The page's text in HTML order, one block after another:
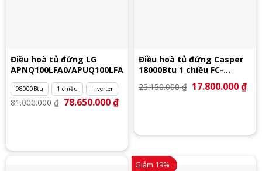
Điều hoà tủ đứng LG
APNQ100LFA0/APUQ100LFA0
98000Btu 1 chiều Inverter
81.000.000₫ Giá
gốc
78.650.000₫Giá
78.650.000 ₫.
Điều hoà tủ đứng Casper
18000Btu 1 chiều FC-
25.150.000₫ Giá
gốc
17.800.000₫Giá
Giảm 19%